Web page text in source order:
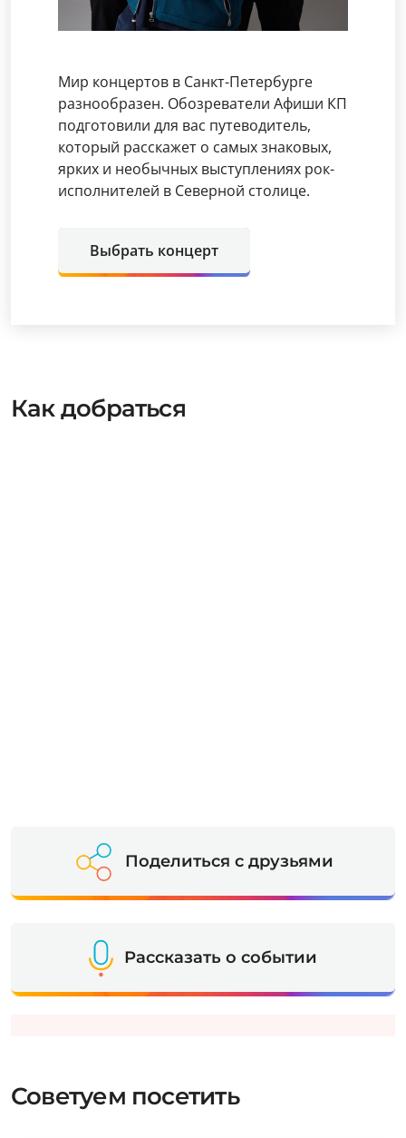
Мир концертов в Санкт-Петербурге
разнообразен. Обозреватели Афиши КП
подготовили для вас путеводитель,
который расскажет о самых знаковых,
ярких и необычных выступлениях рок-
исполнителей в Северной столице.
Выбрать концерт
Как добраться
Поделиться с друзьями
Рассказать о событии
Советуем посетить